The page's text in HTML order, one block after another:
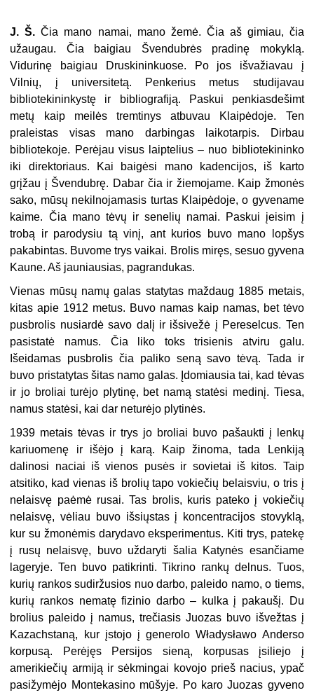
J. Š. Čia mano namai, mano žemė. Čia aš gimiau, čia
užaugau. Čia baigiau Švendubrės pradinę mokyklą.
Vidurinę baigiau Druskininkuose. Po jos išvažiavau į
Vilnių, į universitetą. Penkerius metus studijavau
bibliotekininkystę ir bibliografiją. Paskui penkiasdešimt
metų kaip meilės tremtinys atbuvau Klaipėdoje. Ten
praleistas visas mano darbingas laikotarpis. Dirbau
bibliotekoje. Perėjau visus laiptelius – nuo bibliotekininko
iki direktoriaus. Kai baigėsi mano kadencijos, iš karto
grįžau į Švendubrę. Dabar čia ir žiemojame. Kaip žmonės
sako, mūsų nekilnojamasis turtas Klaipėdoje, o gyvename
kaime. Čia mano tėvų ir senelių namai. Paskui įeisim į
trobą ir parodysiu tą vinį, ant kurios buvo mano lopšys
pakabintas. Buvome trys vaikai. Brolis miręs, sesuo gyvena
Kaune. Aš jauniausias, pagrandukas.
Vienas mūsų namų galas statytas maždaug 1885 metais,
kitas apie 1912 metus. Buvo namas kaip namas, bet tėvo
pusbrolis nusiardė savo dalį ir išsivežė į Pereselcus. Ten
pasistatė namus. Čia liko toks trisienis atviru galu.
Išeidamas pusbrolis čia paliko seną savo tėvą. Tada ir
buvo pristatytas šitas namo galas. Įdomiausia tai, kad tėvas
ir jo broliai turėjo plytinę, bet namą statėsi medinį. Tiesa,
namus statėsi, kai dar neturėjo plytinės.
1939 metais tėvas ir trys jo broliai buvo pašaukti į lenkų
kariuomenę ir išėjo į karą. Kaip žinoma, tada Lenkiją
dalinosi naciai iš vienos pusės ir sovietai iš kitos. Taip
atsitiko, kad vienas iš brolių tapo vokiečių belaisviu, o tris į
nelaisvę paėmė rusai. Tas brolis, kuris pateko į vokiečių
nelaisvę, vėliau buvo išsiųstas į koncentracijos stovyklą,
kur su žmonėmis darydavo eksperimentus. Kiti trys, patekę
į rusų nelaisvę, buvo uždaryti šalia Katynės esančiame
lageryje. Ten buvo patikrinti. Tikrino rankų delnus. Tuos,
kurių rankos sudiržusios nuo darbo, paleido namo, o tiems,
kurių rankos nematę fizinio darbo – kulka į pakaušį. Du
brolius paleido į namus, trečiasis Juozas buvo išvežtas į
Kazachstaną, kur įstojo į generolo Władysławo Anderso
korpusą. Perėjęs Persijos sieną, korpusas įsiliejo į
amerikiečių armiją ir sėkmingai kovojo prieš nacius, ypač
pasižymėjo Montekasino mūšyje. Po karo Juozas gyveno